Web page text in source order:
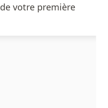
votre première